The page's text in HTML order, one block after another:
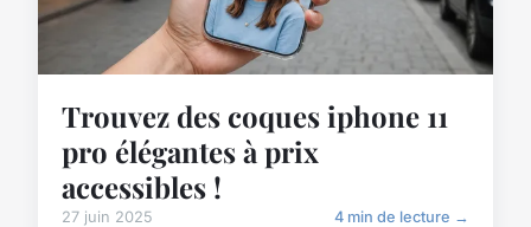
Trouvez des coques iphone 11
pro élégantes à prix
accessibles !
27 juin 2025 4 min de lecture →